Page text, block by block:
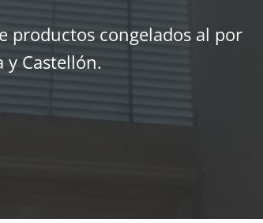
productos congelados al por
y Castellón.